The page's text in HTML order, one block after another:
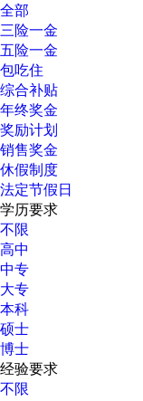
全部
三险一金
五险一金
包吃住
综合补贴
年终奖金
奖励计划
销售奖金
休假制度
法定节假日
学历要求
不限
高中
中专
大专
本科
硕士
博士
经验要求
不限